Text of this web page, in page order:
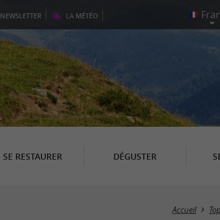
NEWSLETTER LA MÉTÉO
SE RESTAURER DÉGUSTER
Accueil